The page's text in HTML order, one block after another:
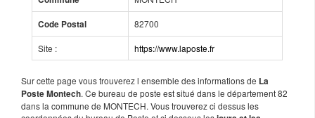
Code Postal 82700
Site : https://www.laposte.fr
Sur cette page vous trouverez l ensemble des informations de La
Poste Montech. Ce bureau de poste est situé dans le département 82
dans la commune de MONTECH. Vous trouverez ci dessus les